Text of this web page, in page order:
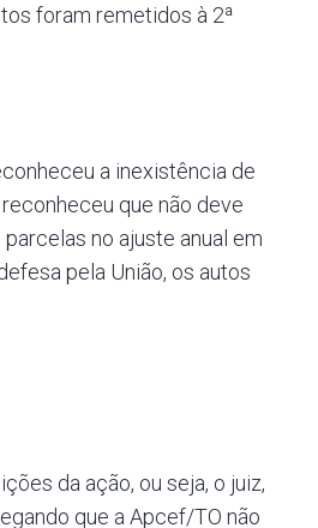
foram remetidos à 2ª
a inexistência de
que não deve
no ajuste anual em
pela União, os autos
da ação, ou seja, o juiz,
que a Apcef/TO não